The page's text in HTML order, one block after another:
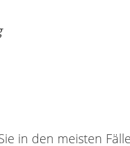
in den meisten